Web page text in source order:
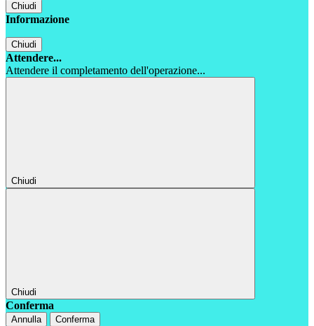
Chiudi
Informazione
Chiudi
Attendere...
Attendere il completamento dell'operazione...
Chiudi
Chiudi
Conferma
Annulla Conferma